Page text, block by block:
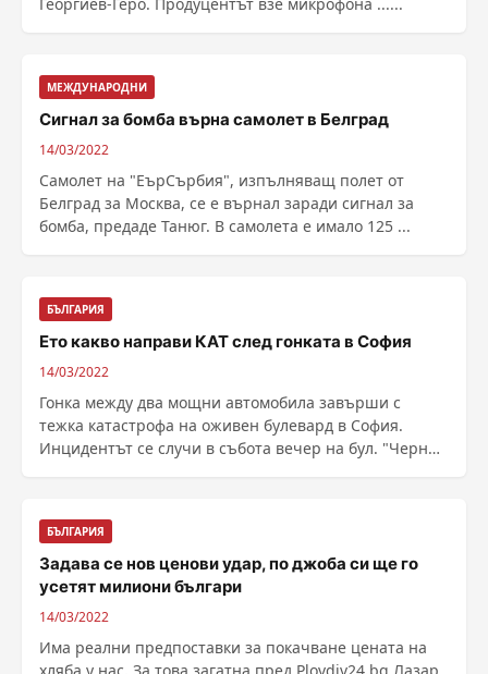
МЕЖДУНАРОДНИ
Сигнал за бомба върна самолет в Белград
14/03/2022
Самолет на "ЕърСърбия", изпълняващ полет от
Белград за Москва, се е върнал заради сигнал за
бомба, предаде Танюг. В самолета е имало 125 ...
БЪЛГАРИЯ
Ето какво направи КАТ след гонката в София
14/03/2022
Гонка между два мощни автомобила завърши с
тежка катастрофа на оживен булевард в София.
Инцидентът се случи в събота вечер на бул. "Черни
БЪЛГАРИЯ
Задава се нов ценови удар, по джоба си ще го
усетят милиони българи
14/03/2022
Има реални предпоставки за покачване цената на